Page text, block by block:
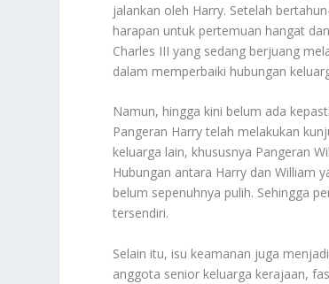
jalankan oleh Harry. Setelah
harapan untuk pertemuan hangat
Charles III yang sedang berjuang
dalam memperbaiki hubungan
Namun, hingga kini belum ada
Pangeran Harry telah melakukan
keluarga lain, khususnya Pangeran
Hubungan antara Harry dan William
belum sepenuhnya pulih. Sehingga
tersendiri.
Selain itu, isu keamanan juga
anggota senior keluarga kerajaan,